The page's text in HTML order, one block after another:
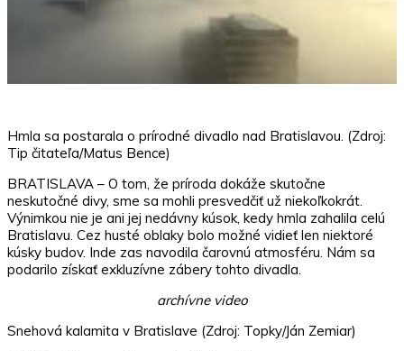
Hmla sa postarala o prírodné divadlo nad Bratislavou. (Zdroj:
Tip čitateľa/Matus Bence)
BRATISLAVA – O tom, že príroda dokáže skutočne
neskutočné divy, sme sa mohli presvedčiť už niekoľkokrát.
Výnimkou nie je ani jej nedávny kúsok, kedy hmla zahalila celú
Bratislavu. Cez husté oblaky bolo možné vidieť len niektoré
kúsky budov. Inde zas navodila čarovnú atmosféru. Nám sa
podarilo získať exkluzívne zábery tohto divadla.
archívne video
Snehová kalamita v Bratislave (Zdroj: Topky/Ján Zemiar)